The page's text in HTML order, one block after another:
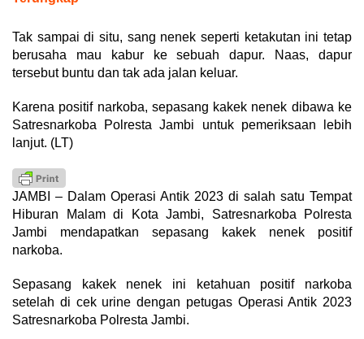
Tak sampai di situ, sang nenek seperti ketakutan ini tetap
berusaha mau kabur ke sebuah dapur. Naas, dapur
tersebut buntu dan tak ada jalan keluar.
Karena positif narkoba, sepasang kakek nenek dibawa ke
Satresnarkoba Polresta Jambi untuk pemeriksaan lebih
lanjut. (LT)
JAMBI – Dalam Operasi Antik 2023 di salah satu Tempat
Hiburan Malam di Kota Jambi, Satresnarkoba Polresta
Jambi mendapatkan sepasang kakek nenek positif
narkoba.
Sepasang kakek nenek ini ketahuan positif narkoba
setelah di cek urine dengan petugas Operasi Antik 2023
Satresnarkoba Polresta Jambi.